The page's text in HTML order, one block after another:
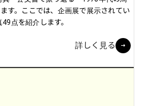
す。ここでは、企画展で展示されてい
点を紹介します。
詳しく見る